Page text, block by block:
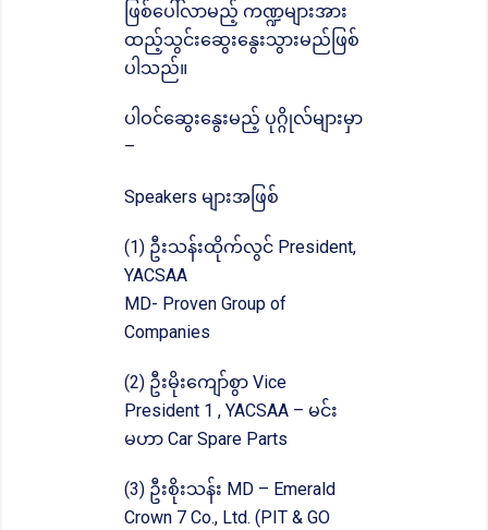
ဖြစ်ပေါ်လာမည့် ကဏ္ဍများအား
ထည့်သွင်းဆွေးနွေးသွားမည်ဖြစ်
ပါသည်။
ပါဝင်ဆွေးနွေးမည့် ပုဂ္ဂိုလ်များမှာ
–
Speakers များအဖြစ်
(1) ဦးသန်းထိုက်လွင် President,
YACSAA
MD- Proven Group of
Companies
(2) ဦးမိုးကျော်စွာ Vice
President 1 , YACSAA – မင်း
မဟာ Car Spare Parts
(3) ဦးစိုးသန်း MD – Emerald
Crown 7 Co., Ltd. (PIT & GO